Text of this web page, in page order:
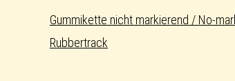
Gummikette nicht markierend / No-
Rubbertrack